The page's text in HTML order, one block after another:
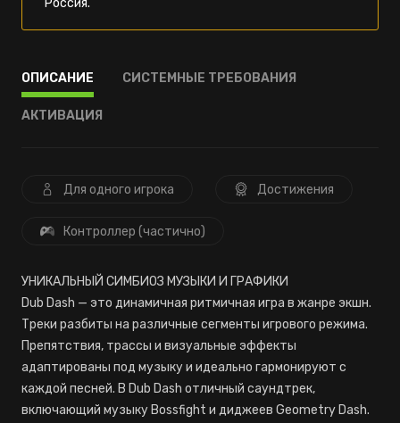
Россия.
ОПИСАНИЕ СИСТЕМНЫЕ ТРЕБОВАНИЯ
АКТИВАЦИЯ
Для одного игрока Достижения
Контроллер (частично)
УНИКАЛЬНЫЙ СИМБИОЗ МУЗЫКИ И ГРАФИКИ
Dub Dash — это динамичная ритмичная игра в жанре экшн.
Треки разбиты на различные сегменты игрового режима.
Препятствия, трассы и визуальные эффекты
адаптированы под музыку и идеально гармонируют с
каждой песней. В Dub Dash отличный саундтрек,
включающий музыку Bossfight и диджеев Geometry Dash.